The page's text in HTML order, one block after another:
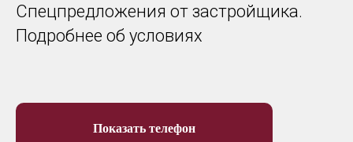
Спецпредложения от застройщика.
Подробнее об условиях
Показать телефон